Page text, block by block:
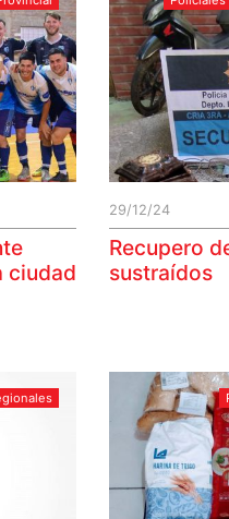
ciudad
29/12/24
Recupero
sustraídos